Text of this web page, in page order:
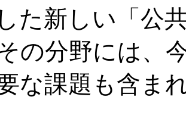
た新しい「公
の分野には、
な課題も含ま